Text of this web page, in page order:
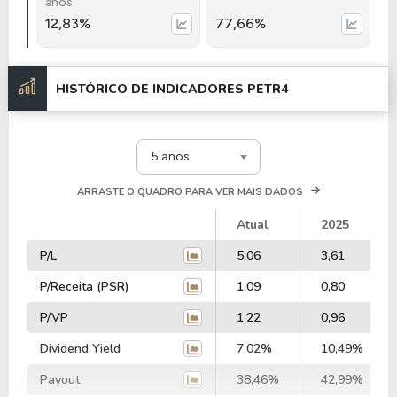
12,83% 77,66%
HISTÓRICO DE INDICADORES PETR4
5 anos
ARRASTE O QUADRO PARA VER MAIS DADOS
Atual
2025
P/L
5,06
3,61
P/Receita (PSR)
1,09
0,80
P/VP
1,22
0,96
Dividend Yield
7,02%
10,49%
Payout
38,46%
42,99%